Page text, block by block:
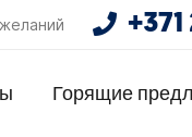
+371
Горящие